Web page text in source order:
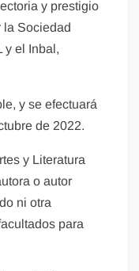
y prestigio
la Sociedad
y el Inbal,
y se efectuará
de 2022.
y Literatura
o autor
ni otra
para